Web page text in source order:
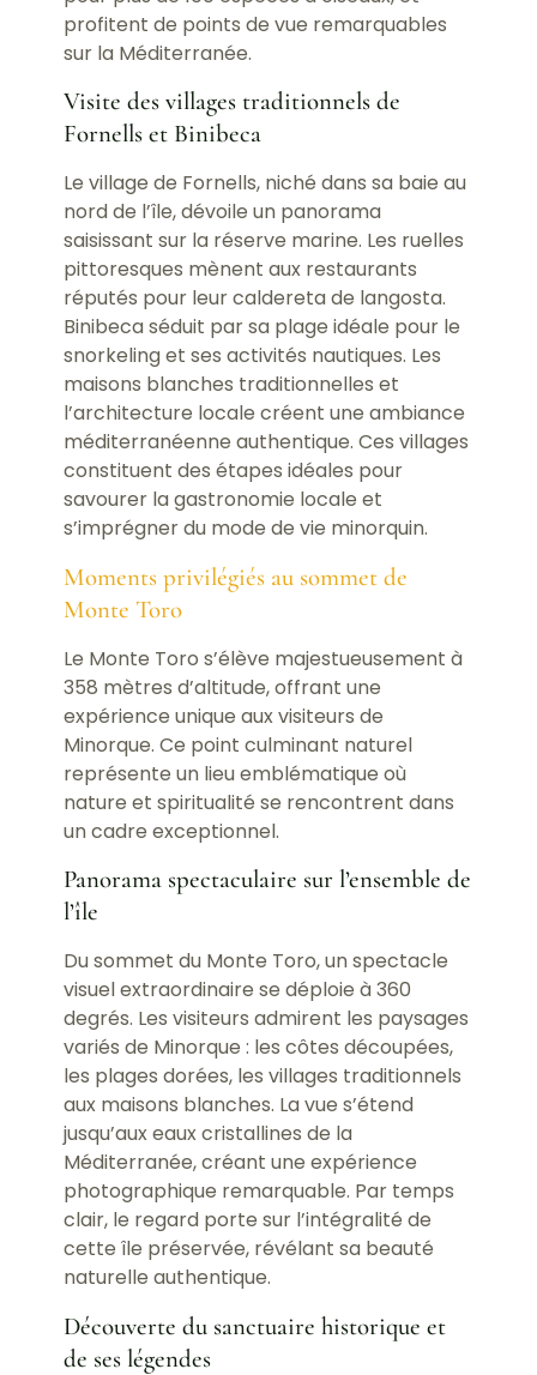
profitent de points de vue remarquables
sur la Méditerranée.
Visite des villages traditionnels de
Fornells et Binibeca
Le village de Fornells, niché dans sa baie au
nord de l’île, dévoile un panorama
saisissant sur la réserve marine. Les ruelles
pittoresques mènent aux restaurants
réputés pour leur caldereta de langosta.
Binibeca séduit par sa plage idéale pour le
snorkeling et ses activités nautiques. Les
maisons blanches traditionnelles et
l’architecture locale créent une ambiance
méditerranéenne authentique. Ces villages
constituent des étapes idéales pour
savourer la gastronomie locale et
s’imprégner du mode de vie minorquin.
Moments privilégiés au sommet de
Monte Toro
Le Monte Toro s’élève majestueusement à
358 mètres d’altitude, offrant une
expérience unique aux visiteurs de
Minorque. Ce point culminant naturel
représente un lieu emblématique où
nature et spiritualité se rencontrent dans
un cadre exceptionnel.
Panorama spectaculaire sur l’ensemble de
l’île
Du sommet du Monte Toro, un spectacle
visuel extraordinaire se déploie à 360
degrés. Les visiteurs admirent les paysages
variés de Minorque : les côtes découpées,
les plages dorées, les villages traditionnels
aux maisons blanches. La vue s’étend
jusqu’aux eaux cristallines de la
Méditerranée, créant une expérience
photographique remarquable. Par temps
clair, le regard porte sur l’intégralité de
cette île préservée, révélant sa beauté
naturelle authentique.
Découverte du sanctuaire historique et
de ses légendes